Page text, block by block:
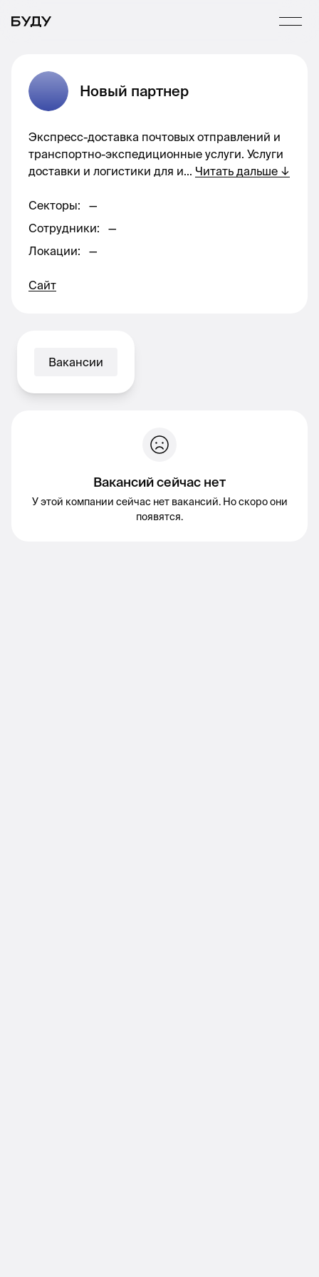
Новый партнер
Экспресс-доставка почтовых отправлений и
транспортно-экспедиционные услуги. Услуги
доставки и логистики для и... Читать дальше ↓
Секторы:
—
Сотрудники:
—
Локации: —
Сайт
Вакансии
Вакансий сейчас нет
У этой компании сейчас нет вакансий. Но скоро они
появятся.